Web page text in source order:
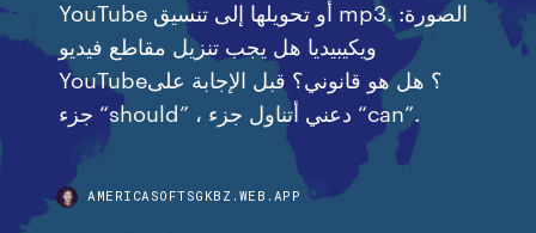
YouTube أو تحويلها إلى تنسيق mp3. الصورة:
ويكيبيديا هل يجب تنزيل مقاطع فيديو
YouTube؟ هل هو قانوني؟ قبل الإجابة على
جزء “should” ، دعني أتناول جزء “can”.
AMERICASOFTSGKBZ.WEB.APP